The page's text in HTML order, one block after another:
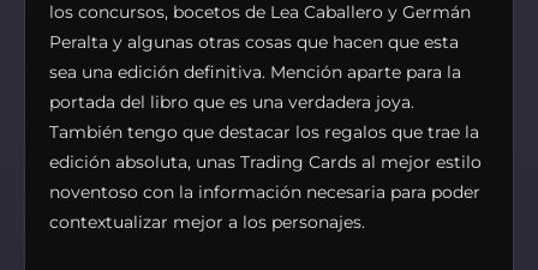
los concursos, bocetos de Lea Caballero y Germán
Peralta y algunas otras cosas que hacen que esta
sea una edición definitiva. Mención aparte para la
portada del libro que es una verdadera joya.
También tengo que destacar los regalos que trae la
edición absoluta, unas Trading Cards al mejor estilo
noventoso con la información necesaria para poder
contextualizar mejor a los personajes.